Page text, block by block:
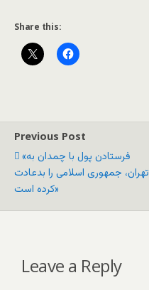
Share this:
Previous Post
«فرستادن پول با چمدان به
تهران، جمهوری اسلامی را بدعادت
کرده است»
Leave a Reply